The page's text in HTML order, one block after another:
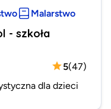
Malarstwo
- szkoła
5(47)
dla dzieci